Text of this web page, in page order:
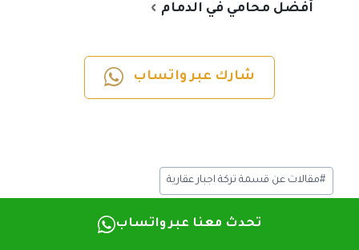
تحدث معنا عبر واتساب
أفضل محامي في الدمام
شارك عبر واتساب
#مقالات عن قسمة تركة اجبار عقارية